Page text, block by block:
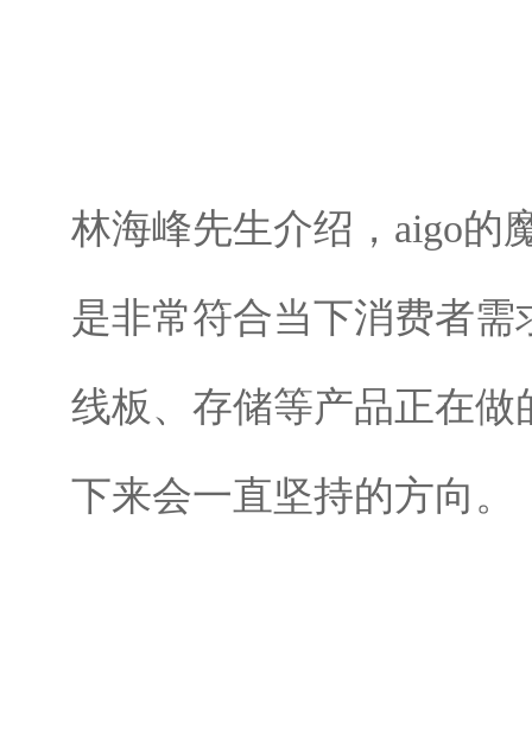
林海峰先生介绍，aigo的
是非常符合当下消费者
线板、存储等产品正在做
下来会一直坚持的方向。